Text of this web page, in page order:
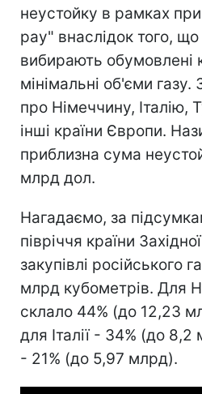
неустойку в рамках
pay" внаслідок того,
вибирають обумовлені
мінімальні об'єми
про Німеччину, Італію,
інші країни Європи.
приблизна сума
млрд дол.
Нагадаємо, за
півріччя країни
закупівлі російського
млрд кубометрів. Для
склало 44% (до 12,23
для Італії - 34% (до
- 21% (до 5,97 млрд).